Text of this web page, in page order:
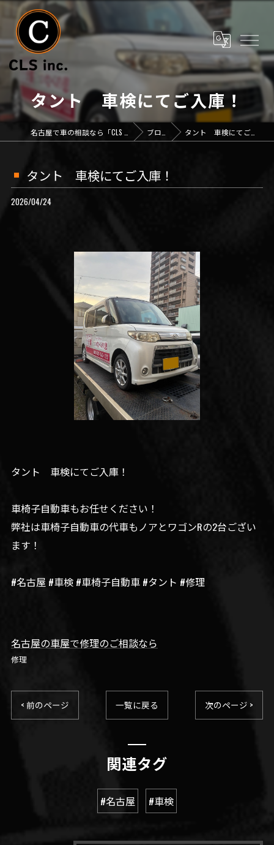
タント 車検にてご入庫！
ブログ タント 車検にてご入庫！
タント 車検にてご入庫！
2026/04/24
タント 車検にてご入庫！
車椅子自動車もお任せください！
弊社は車椅子自動車の代車もノアとワゴンRの2台ござい
ます！
#名古屋 #車検 #車椅子自動車 #タント #修理
名古屋の車屋で修理のご相談なら
修理
< 前のページ 一覧に戻る 次のページ >
関連タグ
#名古屋 #車検